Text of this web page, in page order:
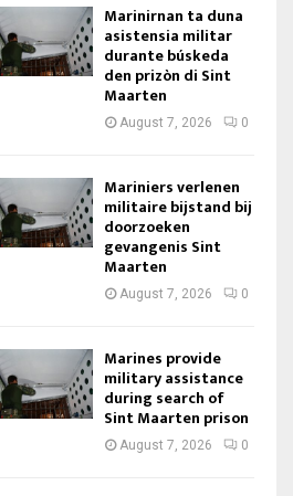
Marinirnan ta duna
asistensia militar
durante búskeda
den prizòn di Sint
Maarten
August 7, 2026 0
Mariniers verlenen
militaire bijstand bij
doorzoeken
gevangenis Sint
Maarten
August 7, 2026 0
Marines provide
military assistance
during search of
Sint Maarten prison
August 7, 2026 0